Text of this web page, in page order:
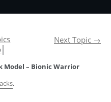
Next Topic →
Model – Bionic Warrior
.